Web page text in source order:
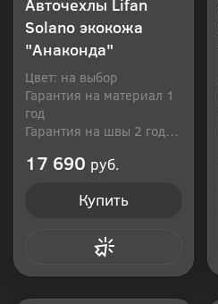
Авточехлы Lifan
Solano экокожа
"Анаконда"
Цвет: на выбор
Гарантия на материал 1
год
Гарантия на швы 2 года
17 690 руб.
Купить